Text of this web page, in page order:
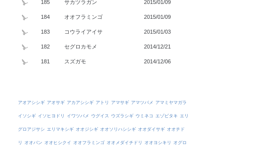
185 サカツラガン 2015/01/09
184 オオフラミンゴ 2015/01/09
183 コウライアイサ 2015/01/03
182 セグロカモメ 2014/12/21
181 スズガモ 2014/12/06
アオアシシギ アオサギ アカアシシギ アトリ アマサギ アマツバメ アマミヤマガラ
イソシギ イソヒヨドリ イワツバメ ウグイス ウズラシギ ウミネコ エゾビタキ エリ
グロアジサシ エリマキシギ オオジシギ オオソリハシシギ オオダイサギ オオチド
リ オオバン オオヒシクイ オオフラミンゴ オオメダイチドリ オオヨシキリ オグロ